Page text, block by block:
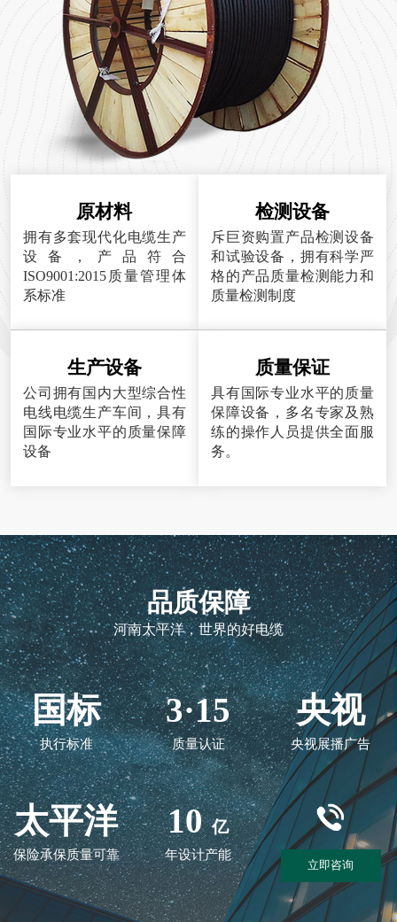
原材料
拥有多套现代化电缆生产
设备，产品符合
ISO9001:2015质量管理体
系标准
检测设备
斥巨资购置产品检测设备
和试验设备，拥有科学严
格的产品质量检测能力和
质量检测制度
生产设备
公司拥有国内大型综合性
电线电缆生产车间，具有
国际专业水平的质量保障
设备
质量保证
具有国际专业水平的质量
保障设备，多名专家及熟
练的操作人员提供全面服
务。
品质保障
河南太平洋，世界的好电缆
国标
执行标准
3·15
质量认证
央视
央视展播广告
太平洋
保险承保质量可靠
10 亿
年设计产能
立即咨询